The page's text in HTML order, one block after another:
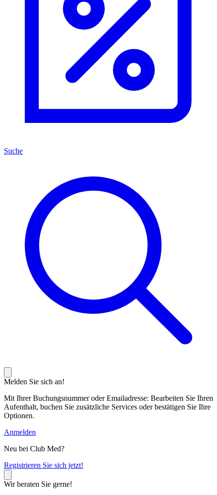
Suche
Melden Sie sich an!
Mit Ihrer Buchungsnummer oder Emailadresse: Bearbeiten Sie Ihren
Aufenthalt, buchen Sie zusätzliche Services oder bestätigen Sie Ihre
Optionen.
Anmelden
Neu bei Club Med?
Registrieren Sie sich jetzt!
Wir beraten Sie gerne!